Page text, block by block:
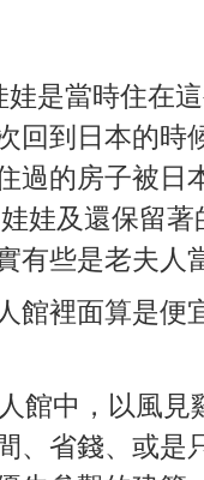
娃是當時住在
回到日本的時
過的房子被日
娃及還保留
有些是老夫人
館裡面算是
館中，以風見
、省錢、或是